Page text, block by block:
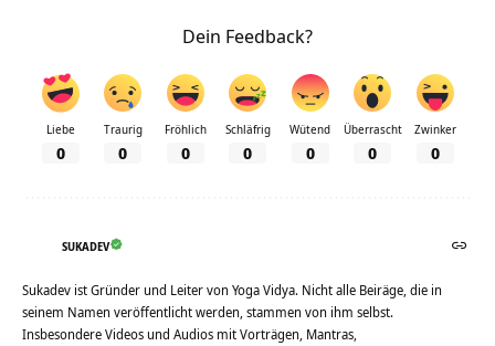
Dein Feedback?
Liebe
0
Traurig
0
Fröhlich
0
Schläfrig
0
Wütend
0
Überrascht
0
Zwinker
0
SUKADEV
Sukadev ist Gründer und Leiter von Yoga Vidya. Nicht alle Beiräge, die in
seinem Namen veröffentlicht werden, stammen von ihm selbst.
Insbesondere Videos und Audios mit Vorträgen, Mantras,